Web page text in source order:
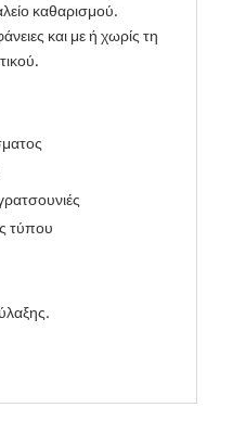
καθαρισμού.
και με ή χωρίς τη
τύπου